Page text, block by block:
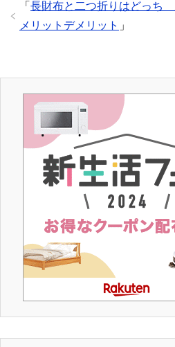
「 長財布と二つ折りはどっち
メリットデメリット 」